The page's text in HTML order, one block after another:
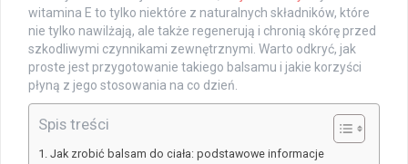
witamina E to tylko niektóre z naturalnych składników, które
nie tylko nawilżają, ale także regenerują i chronią skórę przed
szkodliwymi czynnikami zewnętrznymi. Warto odkryć, jak
proste jest przygotowanie takiego balsamu i jakie korzyści
płyną z jego stosowania na co dzień.
Spis treści
Jak zrobić balsam do ciała: podstawowe informacje